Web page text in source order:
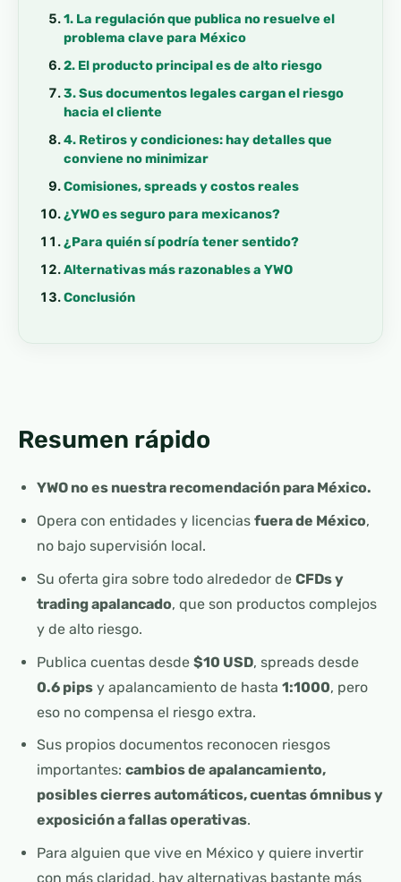
1. La regulación que publica no resuelve el
problema clave para México
2. El producto principal es de alto riesgo
3. Sus documentos legales cargan el riesgo
hacia el cliente
4. Retiros y condiciones: hay detalles que
conviene no minimizar
Comisiones, spreads y costos reales
¿YWO es seguro para mexicanos?
¿Para quién sí podría tener sentido?
Alternativas más razonables a YWO
Conclusión
Resumen rápido
YWO no es nuestra recomendación para México.
Opera con entidades y licencias fuera de México,
no bajo supervisión local.
Su oferta gira sobre todo alrededor de CFDs y
trading apalancado, que son productos complejos
y de alto riesgo.
Publica cuentas desde $10 USD, spreads desde
0.6 pipsy apalancamiento de hasta 1:1000, pero
eso no compensa el riesgo extra.
Sus propios documentos reconocen riesgos
importantes: cambios de apalancamiento,
posibles cierres automáticos, cuentas ómnibus y
exposición a fallas operativas.
Para alguien que vive en México y quiere invertir
con más claridad, hay alternativas bastante más